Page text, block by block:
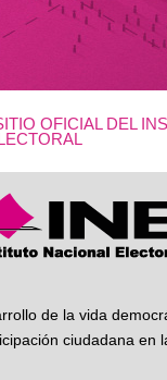
OFICIAL DEL
de la vida
ciudadana en